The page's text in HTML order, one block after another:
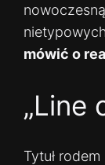
mówić o
„Line
Tytuł